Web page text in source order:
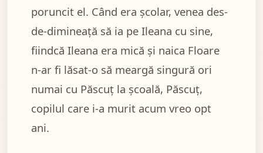
poruncit el. Când era școlar, venea des-
de-dimineață să ia pe Ileana cu sine,
fiindcă Ileana era mică și naica Floare
n-ar fi lăsat-o să meargă singură ori
numai cu Păscuț la școală, Păscuț,
copilul care i-a murit acum vreo opt
ani.